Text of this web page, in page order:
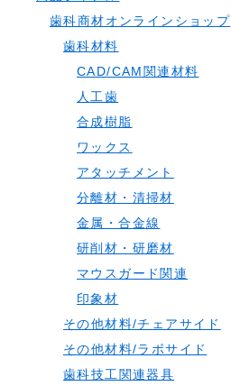
歯科商材オンラインショップ
歯科材料
CAD/CAM関連材料
人工歯
合成樹脂
ワックス
アタッチメント
分離材・清掃材
金属・合金線
研削材・研磨材
マウスガード関連
印象材
その他材料/チェアサイド
その他材料/ラボサイド
歯科技工関連器具